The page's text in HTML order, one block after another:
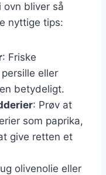
ovn bliver så
nyttige tips:
: Friske
eller
betydeligt.
: Prøv at
som paprika,
give retten et
olivenolie eller